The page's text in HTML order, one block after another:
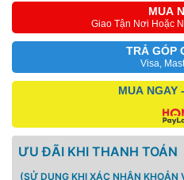
MUA
Giao Tận Nơi Hoặc
TRẢ GÓP
Visa,
MUA NGAY
ƯU ĐÃI KHI THANH TOÁN
(SỬ DỤNG KHI XÁC NHẬN KHOẢN